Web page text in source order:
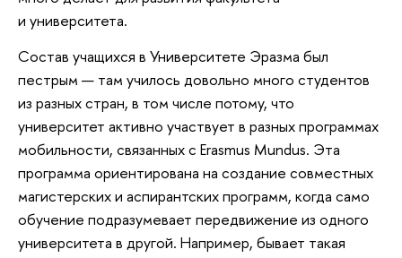
и университета.
Состав учащихся в Университете Эразма был
пестрым — там училось довольно много студентов
из разных стран, в том числе потому, что
университет активно участвует в разных программах
мобильности, связанных с Erasmus Mundus. Эта
программа ориентирована на создание совместных
магистерских и аспирантских программ, когда само
обучение подразумевает передвижение из одного
университета в другой. Например, бывает такая